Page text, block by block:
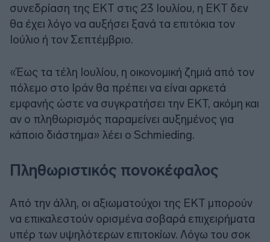
συνεδρίαση της ΕΚΤ στις 23 Ιουλίου, η ΕΚΤ δεν
θα έχει λόγο να αυξήσει ξανά τα επιτόκια τον
Ιούλιο ή τον Σεπτέμβριο.
«Έως τα τέλη Ιουλίου, η οικονομική ζημιά από τον
πόλεμο στο Ιράν θα πρέπει να είναι αρκετά
εμφανής ώστε να συγκρατήσει την ΕΚΤ, ακόμη και
αν ο πληθωρισμός παραμείνει αυξημένος για
κάποιο διάστημα» λέει ο Schmieding.
Πληθωριστικός πονοκέφαλος
Από την άλλη, οι αξιωματούχοι της ΕΚΤ μπορούν
να επικαλεστούν ορισμένα σοβαρά επιχειρήματα
υπέρ των υψηλότερων επιτοκίων. Λόγω του σοκ